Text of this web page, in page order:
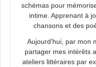
schémas pour
intime. Apprenant à
chansons et des
Aujourd’hui, par mon
partager mes intérêts
ateliers littéraires par